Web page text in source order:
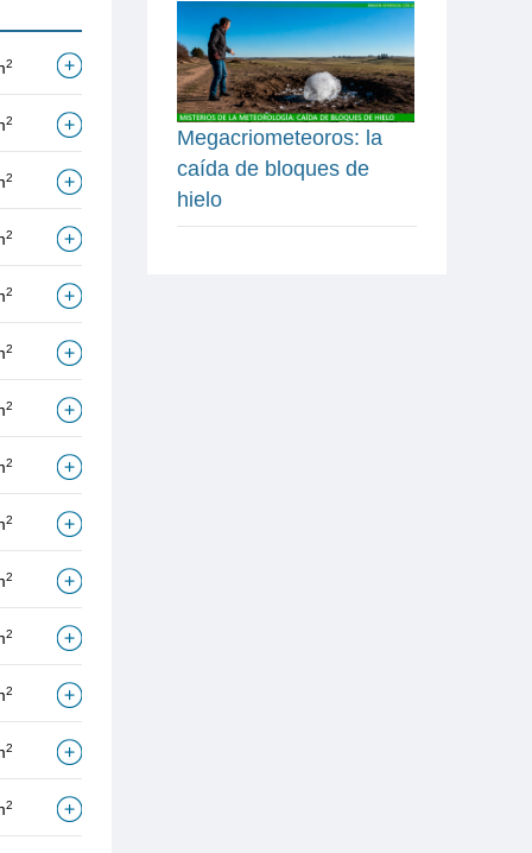
2
2
2
2
2
2
2
2
2
2
2
2
2
2
Megacriometeoros: la
caída de bloques de
hielo